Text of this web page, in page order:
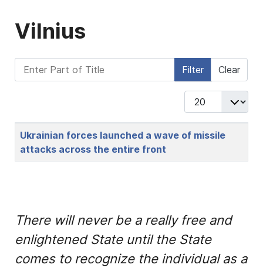
Vilnius
Enter Part of Title Filter Clear
Display #
Title
Ukrainian forces launched a wave of missile
attacks across the entire front
There will never be a really free and
enlightened State until the State
comes to recognize the individual as a